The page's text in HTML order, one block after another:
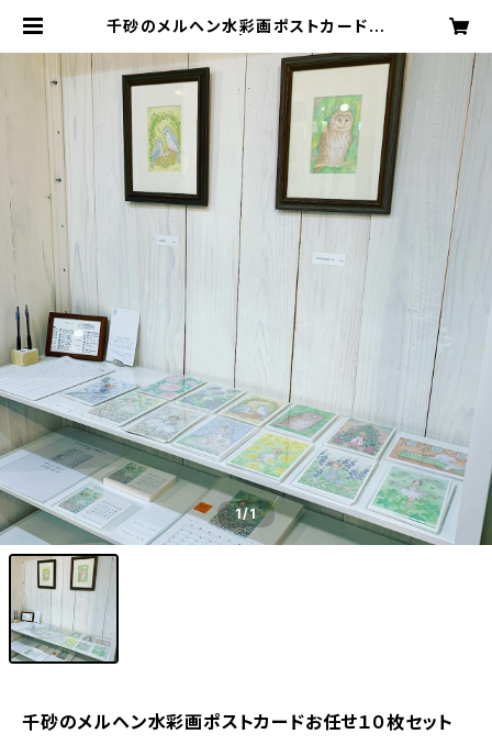
千砂のメルヘン水彩画ポストカードお
T & Sweets
1/1
千砂のメルヘン水彩画ポストカードお任せ１０枚セット